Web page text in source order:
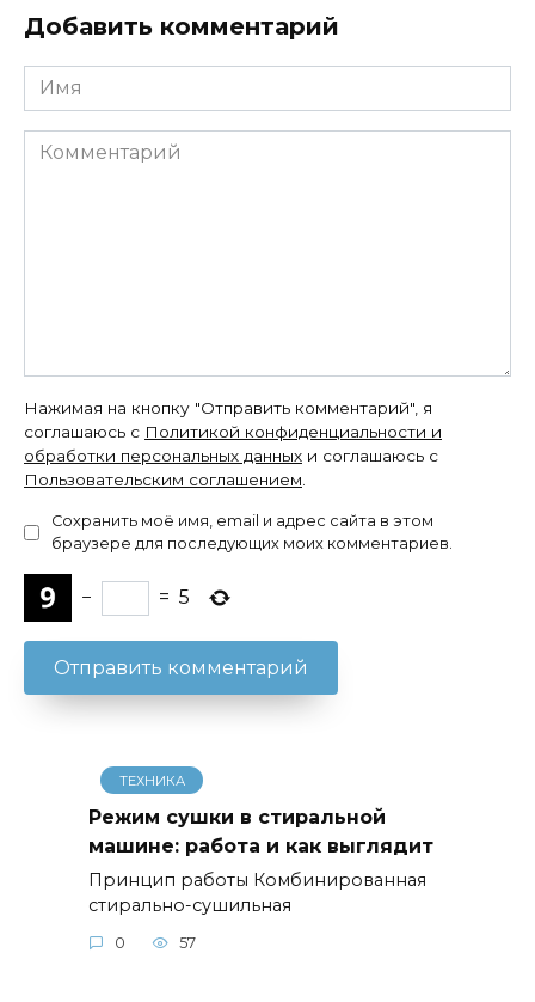
Добавить комментарий
Имя
Комментарий
Нажимая на кнопку "Отправить комментарий", я
соглашаюсь с Политикой конфиденциальности и
обработки персональных данных и соглашаюсь с
Пользовательским соглашением
Сохранить моё имя, email и адрес сайта в этом
браузере для последующих моих комментариев.
− = 5
ТЕХНИКА
Режим сушки в стиральной
машине: работа и как выглядит
Принцип работы Комбинированная
стирально-сушильная
0 57